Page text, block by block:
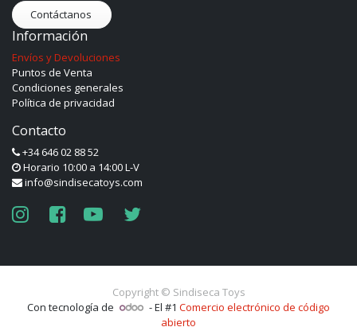
Contáctanos
Información
Envíos y Devoluciones
Puntos de Venta
Condiciones generales
Política de privacidad
Contacto
+34 646 02 88 52
Horario 10:00 a 14:00 L-V
info@sindisecatoys.com
Copyright © Sindiseca Toys
Con tecnología de
- El #1 Comercio electrónico de código
abierto